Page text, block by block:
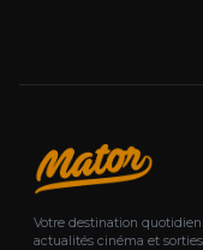
Votre destination
actualités cinéma et